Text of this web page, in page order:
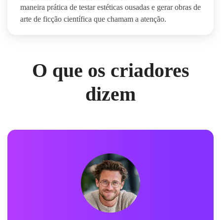
maneira prática de testar estéticas ousadas e gerar obras de
arte de ficção científica que chamam a atenção.
O que os criadores
dizem